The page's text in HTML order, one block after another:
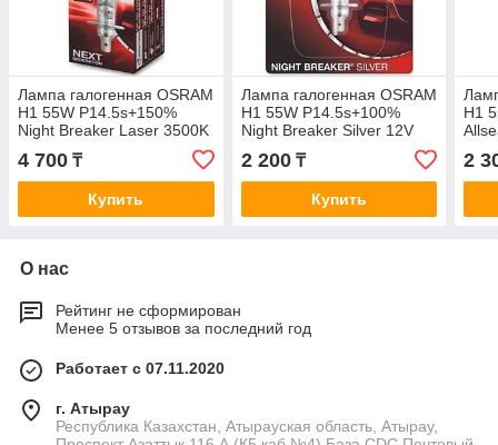
Лампа галогенная OSRAM
H1 55W P14.5s+150%
Night Breaker Laser 3500K
4 700 ₸
Купить
Лампа галогенная OSRAM
H1 55W P14.5s+100%
Night Breaker Silver 12V
2 200₸
Купить
H1
2
О нас
Рейтинг не сформирован
Менее 5 отзывов за последний год
Работает с 07.11.2020
г. Атырау
Республика Казахстан, Атырауская область, Атырау,